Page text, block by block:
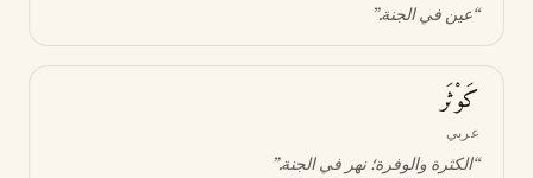
“عين في الجنة.”
كَوْثَر
عربي
“الكثرة والوفرة؛ نهر في الجنة.”